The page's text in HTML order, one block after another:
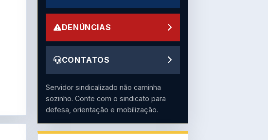
DENÚNCIAS
CONTATOS
Servidor sindicalizado não caminha
sozinho. Conte com o sindicato para
defesa, orientação e mobilização.